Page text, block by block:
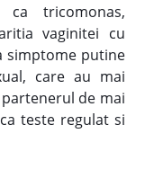
tricomonas,
vaginitei cu
simptome putine
care au mai
de mai
teste regulat si